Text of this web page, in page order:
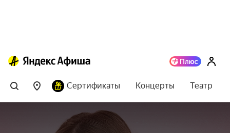
Сертификаты Концерты Театр